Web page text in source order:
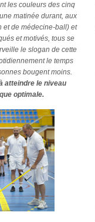
les couleurs des cinq
matinée durant, aux
et de médecine-ball) et
et motivés, tous se
le slogan de cette
le temps
bougent moins.
atteindre le niveau
optimale.